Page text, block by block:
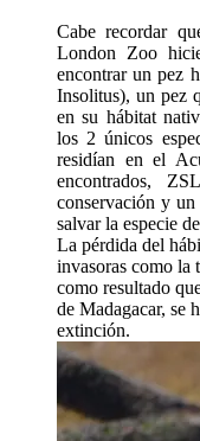
Cabe recordar
London Zoo
encontrar un pez
Insolitus), un pez
en su hábitat
los 2 únicos
residían en el
encontrados,
conservación y
salvar la especie
La pérdida del
invasoras como la
como resultado
de Madagacar, se
extinción.